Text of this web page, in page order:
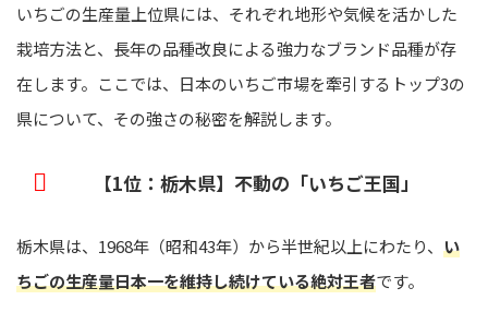
いちごの生産量上位県には、それぞれ地形や気候を活かした
栽培方法と、長年の品種改良による強力なブランド品種が存
在します。ここでは、日本のいちご市場を牽引するトップ3の
県について、その強さの秘密を解説します。
【1位：栃木県】不動の「いちご王国」
栃木県は、1968年（昭和43年）から半世紀以上にわたり、 い
ちごの生産量日本一を維持し続けている絶対王者です。